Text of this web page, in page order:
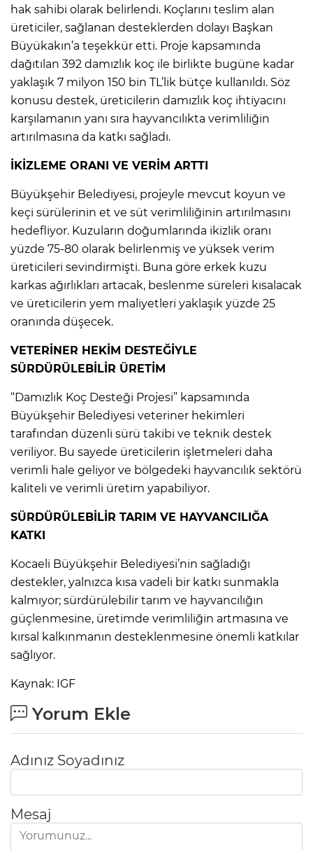
hak sahibi olarak belirlendi. Koçlarını teslim alan
üreticiler, sağlanan desteklerden dolayı Başkan
Büyükakın’a teşekkür etti. Proje kapsamında
dağıtılan 392 damızlık koç ile birlikte bugüne kadar
yaklaşık 7 milyon 150 bin TL’lik bütçe kullanıldı. Söz
konusu destek, üreticilerin damızlık koç ihtiyacını
karşılamanın yanı sıra hayvancılıkta verimliliğin
artırılmasına da katkı sağladı.
İKİZLEME ORANI VE VERİM ARTTI
Büyükşehir Belediyesi, projeyle mevcut koyun ve
keçi sürülerinin et ve süt verimliliğinin artırılmasını
hedefliyor. Kuzuların doğumlarında ikizlik oranı
yüzde 75-80 olarak belirlenmiş ve yüksek verim
üreticileri sevindirmişti. Buna göre erkek kuzu
karkas ağırlıkları artacak, beslenme süreleri kısalacak
ve üreticilerin yem maliyetleri yaklaşık yüzde 25
oranında düşecek.
VETERİNER HEKİM DESTEĞİYLE
SÜRDÜRÜLEBİLİR ÜRETİM
“Damızlık Koç Desteği Projesi” kapsamında
Büyükşehir Belediyesi veteriner hekimleri
tarafından düzenli sürü takibi ve teknik destek
veriliyor. Bu sayede üreticilerin işletmeleri daha
verimli hale geliyor ve bölgedeki hayvancılık sektörü
kaliteli ve verimli üretim yapabiliyor.
SÜRDÜRÜLEBİLİR TARIM VE HAYVANCILIĞA
KATKI
Kocaeli Büyükşehir Belediyesi’nin sağladığı
destekler, yalnızca kısa vadeli bir katkı sunmakla
kalmıyor; sürdürülebilir tarım ve hayvancılığın
güçlenmesine, üretimde verimliliğin artmasına ve
kırsal kalkınmanın desteklenmesine önemli katkılar
sağlıyor.
Kaynak: IGF
Yorum Ekle
Adınız Soyadınız
Mesaj